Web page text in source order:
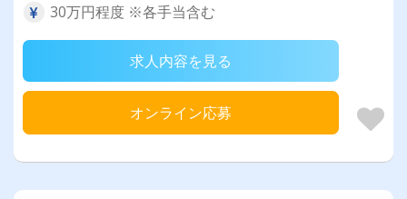
30万円程度 ※各手当含む
求人内容を見る
オンライン応募